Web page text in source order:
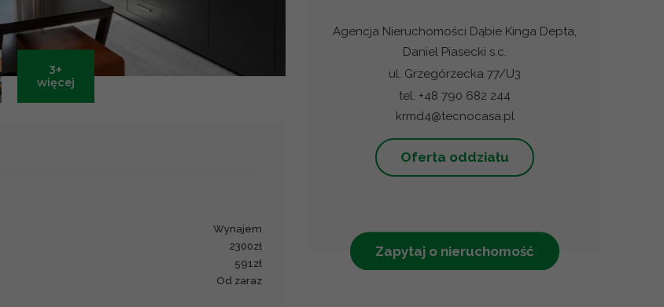
Agencja Nieruchomości Dąbie Kinga Depta,
Daniel Piasecki s.c.
ul. Grzegórzecka 77/U3
tel. +48 790 682 244
krmd4@tecnocasa.pl
Oferta oddziału
Zapytaj o nieruchomość
3+
więcej
contributors ©
wynajem
2300zł
591zł
Od zaraz